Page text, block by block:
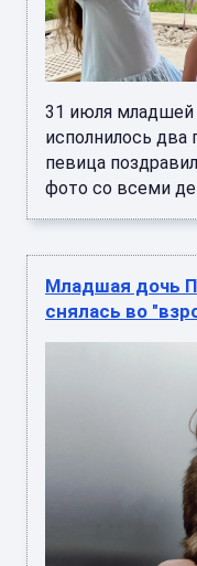
31 июля младшей
исполнилось два
певица
фото со всеми
Младшая дочь
снялась во